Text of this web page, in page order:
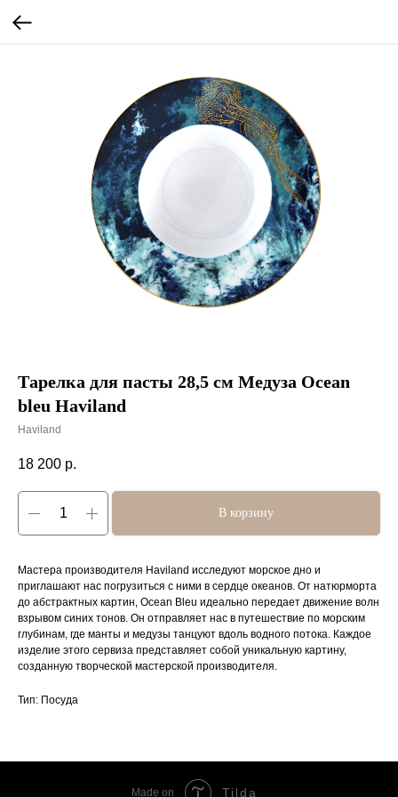
Тарелка для пасты 28,5 см Медуза Ocean
bleu Haviland
Haviland
18 200 р.
В корзину
Мастера производителя Haviland исследуют морское дно и
приглашают нас погрузиться с ними в сердце океанов. От натюрморта
до абстрактных картин, Ocean Bleu идеально передает движение волн
взрывом синих тонов. Он отправляет нас в путешествие по морским
глубинам, где манты и медузы танцуют вдоль водного потока. Каждое
изделие этого сервиза представляет собой уникальную картину,
созданную творческой мастерской производителя.
Тип: Посуда
Made on Tilda